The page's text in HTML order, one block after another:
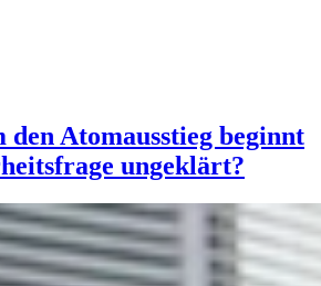
Atomausstieg beginnt
ungeklärt?